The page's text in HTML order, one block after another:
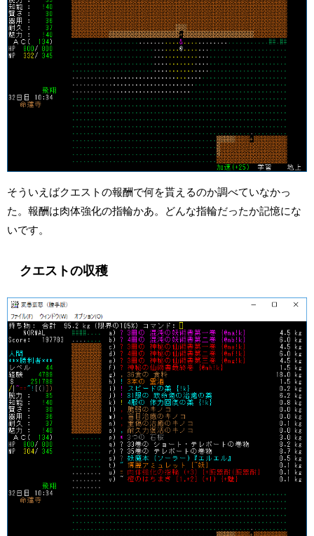
そういえばクエストの報酬で何を貰えるのか調べていなかっ
た。報酬は肉体強化の指輪かあ。どんな指輪だったか記憶にな
いです。
クエストの収穫